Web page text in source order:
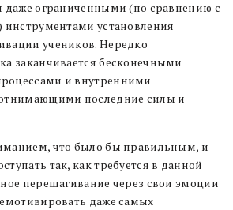
даже ограниченными (по сравнению с
установления
учеников. Нередко
заканчивается бесконечными
и внутренними
последние силы и
что было бы правильным, и
так, как требуется в данной
перешагивание через свои эмоции
даже самых